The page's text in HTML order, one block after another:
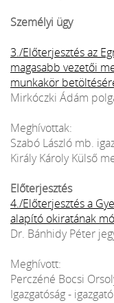
Személyi ügy
3./Előterjesztés az
magasabb vezetői
munkakör
Mirkóczki Ádám
Meghívottak:
Szabó László mb.
Király Károly Külső
Előterjesztés
4./Előterjesztés a
alapító okiratának
Dr. Bánhidy Péter
Meghívott:
Perczéné Bocsi
Igazgatóság - igazgató